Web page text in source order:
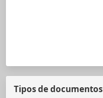
Tipos de documentos